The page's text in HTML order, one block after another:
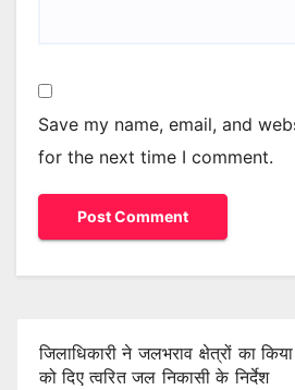
Save my name, email, and
for the next time I comment.
जिलाधिकारी ने जलभराव क्षेत्रों का किया
को दिए त्वरित जल निकासी के निर्देश